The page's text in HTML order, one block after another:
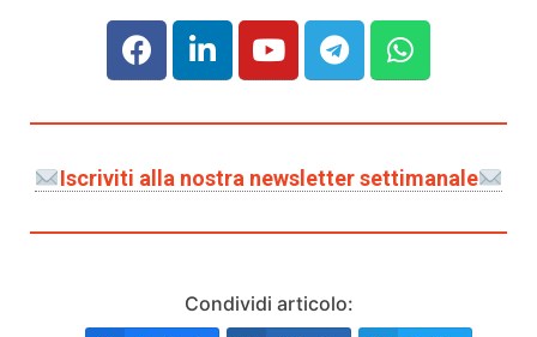
Iscriviti alla nostra newsletter settimanale
Condividi articolo: